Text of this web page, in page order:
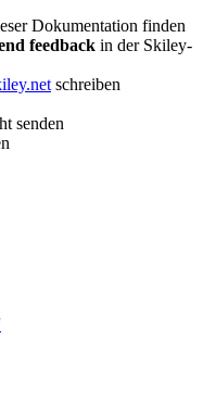
Dokumentation finden
feedback in der Skiley-
schreiben
senden